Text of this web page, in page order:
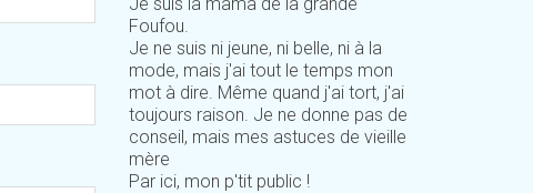
Foufou.
Je ne suis ni jeune, ni belle, ni à la
mode, mais j'ai tout le temps mon
mot à dire. Même quand j'ai tort, j'ai
toujours raison. Je ne donne pas de
conseil, mais mes astuces de vieille
mère
Par ici, mon p'tit public !